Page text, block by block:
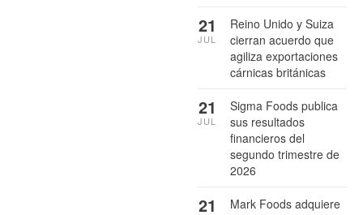
Reino Unido y Suiza
cierran acuerdo que
agiliza exportaciones
cárnicas británicas
21
JUL
Sigma Foods publica
sus resultados
financieros del
segundo trimestre de
2026
21
JUL
Mark Foods adquiere
21